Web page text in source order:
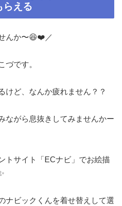
らえる
んか〜😆❤️／
づです。
けど、なんか疲れません？？
ながら息抜きしてみませんかー
トサイト「ECナビ」でお絵描
ナビックくんを着せ替えして選